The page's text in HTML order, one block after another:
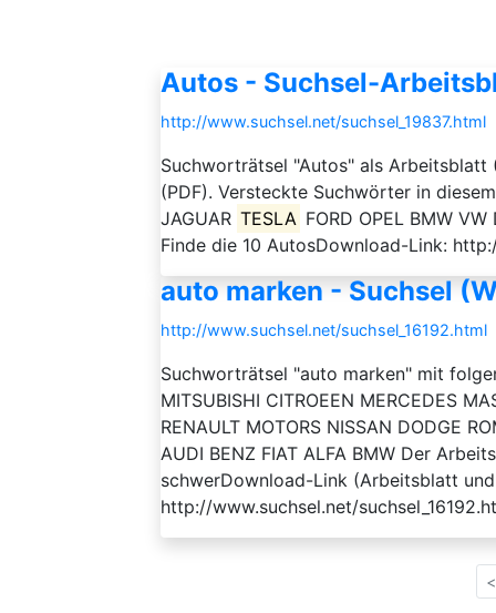
Autos - Suchsel-
http://www.suchsel.net/suchsel_19837.html
Suchworträtsel "Autos" als
(PDF). Versteckte Suchwörter in diesem
JAGUAR TESLA FORD OPEL BMW
Finde die 10 AutosDownload-Link:
auto marken - Suchsel
http://www.suchsel.net/suchsel_16192.html
Suchworträtsel "auto marken" mit
MITSUBISHI CITROEEN MERCEDES
RENAULT MOTORS NISSAN DODGE
AUDI BENZ FIAT ALFA BMW Der
schwerDownload-Link (Arbeitsblatt
http://www.suchsel.net/